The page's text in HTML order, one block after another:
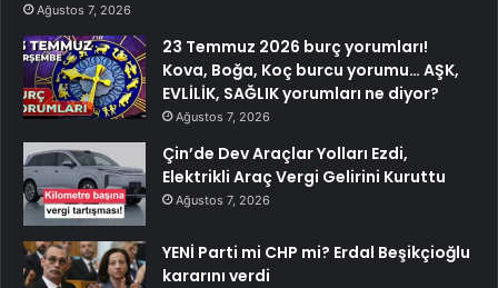
Ağustos 7, 2026
23 Temmuz 2026 burç yorumları!
Kova, Boğa, Koç burcu yorumu… AŞK,
EVLİLİK, SAĞLIK yorumları ne diyor?
Ağustos 7, 2026
Çin’de Dev Araçlar Yolları Ezdi,
Elektrikli Araç Vergi Gelirini Kuruttu
Ağustos 7, 2026
YENİ Parti mi CHP mi? Erdal Beşikçioğlu
kararını verdi